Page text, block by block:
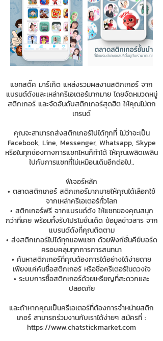
แชทสติ๊ค มาร์เก็ต แหล่งรวมผลงานสติกเกอร์ จาก
แบรนด์ดังและเหล่าครีเอเตอร์มากมาย โดยจัดหมวดหมู่
สติกเกอร์ และจัดอันดับสติกเกอร์สุดฮิต ให้คุณไม่ตก
เทรนด์
คุณจะสามารถส่งสติกเกอร์ไปได้ทุกที่ ไม่ว่าจะเป็น
Facebook, Line, Messenger, Whatsapp, Skype
หรือในทุกช่องทางการแชทไหนก็ทำได้ ให้คุณเพลิดเพลิน
ไปกับการแชทที่ไม่เหมือนเดิมอีกต่อไป..
ฟีเจอร์หลัก
• ตลาดสติกเกอร์ สติกเกอร์มากมายให้คุณได้เลือกใช้
จากเหล่าครีเอเตอร์ทั่วโลก
• สติกเกอร์ฟรี จากแบรนด์ดัง ให้แชทของคุณสนุก
กว่าที่เคย พร้อมทั้งรับโปรโมชั่นเด็ด ข้อมูลข่าวสาร จาก
แบรนด์ดังที่คุณติดตาม
• ส่งสติกเกอร์ไปได้ทุกแอพแชท ด้วยฟังก์ชั่นคีย์บอร์ด
ครอบคลุมทุกการการสนทนา
• ค้นหาสติกเกอร์ที่คุณต้องการได้อย่างได้ง่ายดาย
เพียงแค่ค้นชื่อสติกเกอร์ หรือชื่อครีเตอร์ในดวงใจ
• ระบบการซื้อสติกเกอร์ด้วยเหรียญที่สะดวกและ
ปลอดภัย
และถ้าหากคุณเป็นครีเอเตอร์ที่ต้องการจำหน่ายสติก
เกอร์ สามารถร่วมงานกับเราได้ง่ายๆ สมัครที่ :
https://www.chatstickmarket.com